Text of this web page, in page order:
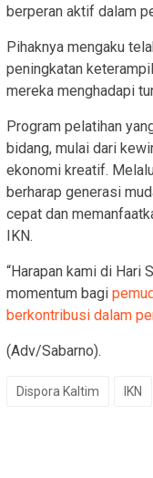
berperan aktif dalam
Pihaknya mengaku
peningkatan
mereka menghadapi
Program pelatihan
bidang, mulai dari
ekonomi kreatif.
berharap generasi
cepat dan
IKN.
“Harapan kami di Hari
momentum bagi
berkontribusi dalam
(Adv/Sabarno).
Dispora Kaltim IKN